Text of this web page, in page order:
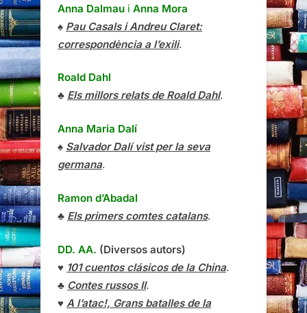
Anna Dalmau i Anna Mora
♠ Pau Casals i Andreu Claret:
correspondència a l’exili.
Roald Dahl
♣ Els millors relats de Roald Dahl.
Anna Maria Dalí
♠ Salvador Dalí vist per la seva
germana.
Ramon d’Abadal
♣ Els primers comtes catalans.
DD. AA. (Diversos autors)
♥ 101 cuentos clásicos de la China.
♣ Contes russos II.
♥ A l’atac!, Grans batalles de la